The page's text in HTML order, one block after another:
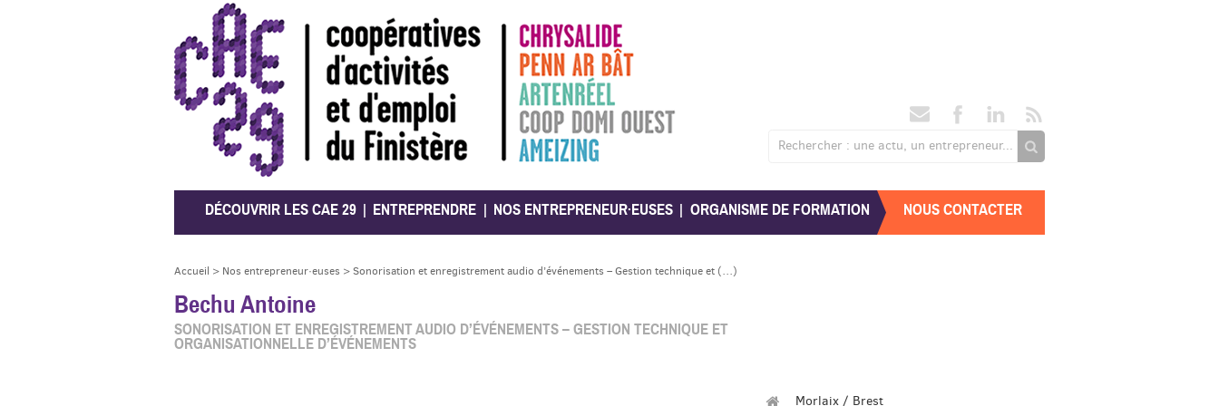
CAE 29
Rechercher : une actu, un entrepreneur...
DÉCOUVRIR LES CAE 29 ENTREPRENDRE NOS ENTREPRENEUR·EUSES ORGANISME DE FORMATION NOUS CONTACTER
Accueil > Nos entrepreneur·euses > Sonorisation et enregistrement audio d’événements – Gestion technique et (…)
Bechu Antoine
SONORISATION ET ENREGISTREMENT AUDIO D’ÉVÉNEMENTS – GESTION TECHNIQUE ET
ORGANISATIONNELLE D’ÉVÉNEMENTS
Morlaix / Brest